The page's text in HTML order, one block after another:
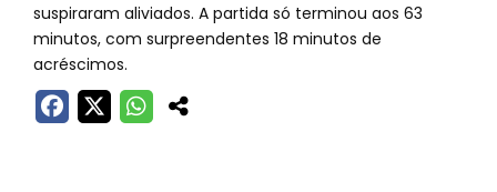
suspiraram aliviados. A partida só terminou aos 63
minutos, com surpreendentes 18 minutos de
acréscimos.